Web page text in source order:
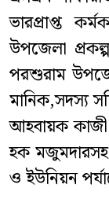
ভারপ্রাপ্ত
উপজেলা
পরশুরাম
মানিক,সদস্য
আহবায়ক
হক মজুমদারসহ
ও ইউনিয়ন